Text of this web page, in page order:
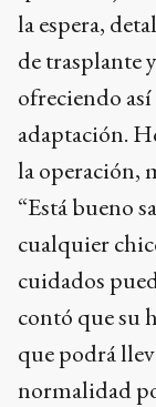
la espera,
de trasplante
ofreciendo
adaptación.
la operación,
“Está bueno
cualquier
cuidados
contó que su
que podrá
normalidad